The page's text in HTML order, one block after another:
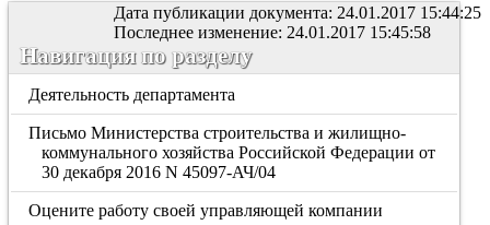
Дата публикации документа: 24.01.2017 15:44:25
Последнее изменение: 24.01.2017 15:45:58
Навигация по разделу
Деятельность департамента
Письмо Министерства строительства и жилищно-
коммунального хозяйства Российской Федерации от
30 декабря 2016 N 45097-АЧ/04
Оцените работу своей управляющей компании